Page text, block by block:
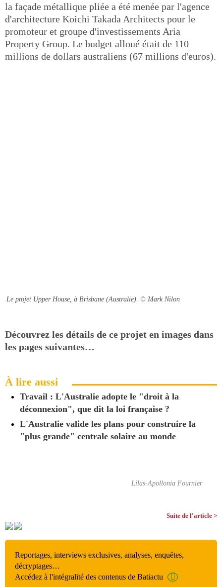
la façade métallique pliée a été menée par l'agence
d'architecture Koichi Takada Architects pour le
promoteur et groupe d'investissements Aria
Property Group. Le budget alloué était de 110
millions de dollars australiens (67 millions d'euros).
Le projet Upper House, à Brisbane (Australie). © Mark Nilon
Découvrez les détails de ce projet en images dans
les pages suivantes…
À lire aussi
Travail : L'Australie adopte le "droit à la
déconnexion", que dit la loi française ?
L'Australie valide les plans pour construire la
"plus grande" centrale solaire au monde
Lilas-Apollonia Fournier
Suite de l'article >
Reportages, interviews exclusives, analyses, enquêtes,
décryptages…
Accédez à l'intégralité des contenus de Batiactu